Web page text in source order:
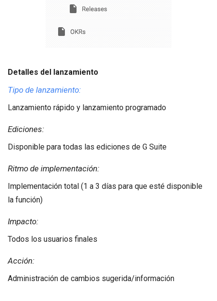
Detalles del lanzamiento
Tipo de lanzamiento:
Lanzamiento rápido y lanzamiento programado
Ediciones:
Disponible para todas las ediciones de G Suite
Ritmo de implementación:
Implementación total (1 a 3 días para que esté disponible
la función)
Impacto:
Todos los usuarios finales
Acción:
Administración de cambios sugerida/información